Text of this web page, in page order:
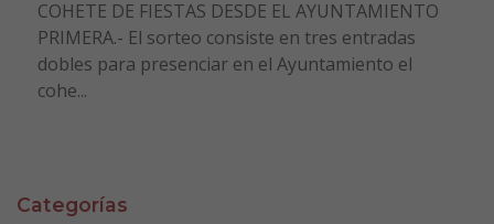
COHETE DE FIESTAS DESDE EL AYUNTAMIENTO
PRIMERA.- El sorteo consiste en tres entradas
dobles para presenciar en el Ayuntamiento el
cohe...
Categorías